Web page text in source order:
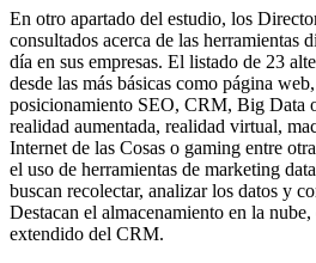
En otro apartado del estudio, los
consultados acerca de las herramientas
día en sus empresas. El listado de 23
desde las más básicas como página
posicionamiento SEO, CRM, Big Data
realidad aumentada, realidad virtual,
Internet de las Cosas o gaming entre
el uso de herramientas de marketing
buscan recolectar, analizar los datos y
Destacan el almacenamiento en la
extendido del CRM.